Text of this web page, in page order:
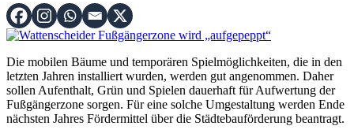
Die mobilen Bäume und temporären Spielmöglichkeiten, die in den
letzten Jahren installiert wurden, werden gut angenommen. Daher
sollen Aufenthalt, Grün und Spielen dauerhaft für Aufwertung der
Fußgängerzone sorgen. Für eine solche Umgestaltung werden Ende
nächsten Jahres Fördermittel über die Städtebauförderung beantragt.